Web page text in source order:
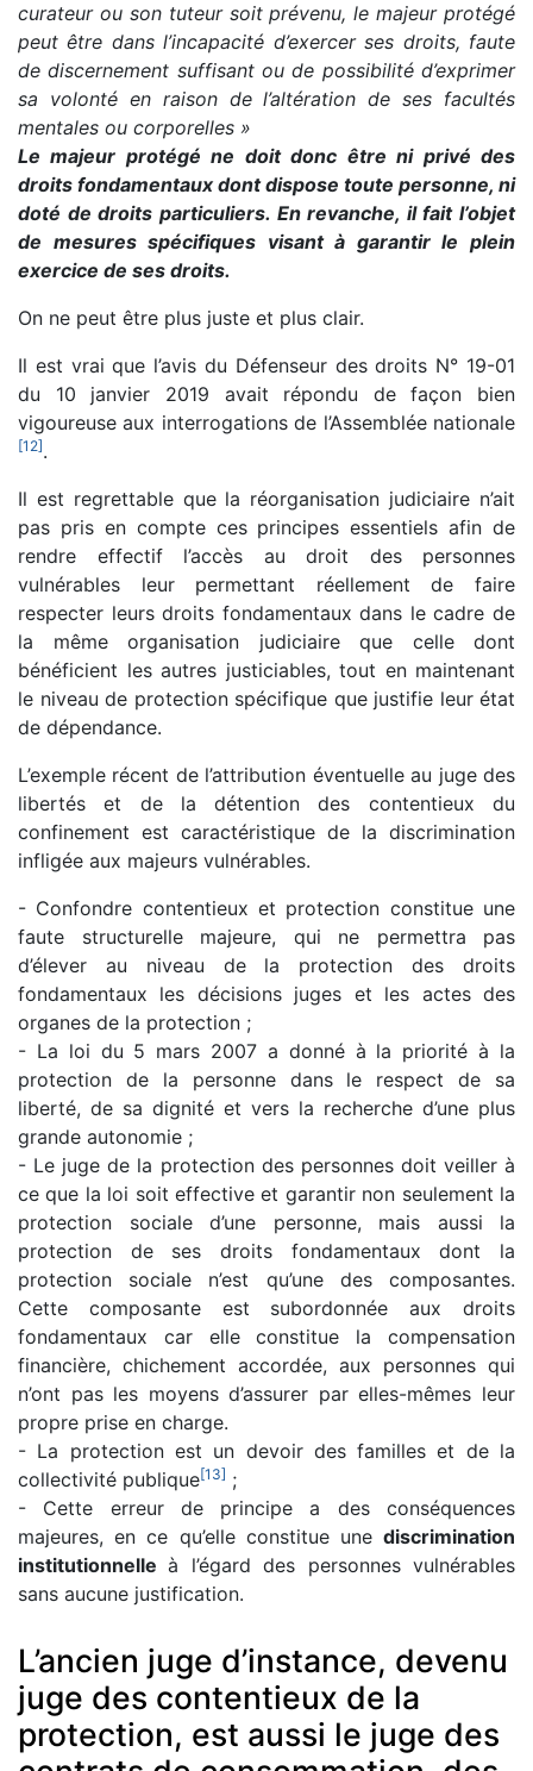
curateur ou son tuteur soit prévenu, le majeur protégé
peut être dans l’incapacité d’exercer ses droits, faute
de discernement suffisant ou de possibilité d’exprimer
sa volonté en raison de l’altération de ses facultés
mentales ou corporelles »
Le majeur protégé ne doit donc être ni privé des
droits fondamentaux dont dispose toute personne, ni
doté de droits particuliers. En revanche, il fait l’objet
de mesures spécifiques visant à garantir le plein
exercice de ses droits.
On ne peut être plus juste et plus clair.
Il est vrai que l’avis du Défenseur des droits N° 19-01
du 10 janvier 2019 avait répondu de façon bien
vigoureuse aux interrogations de l’Assemblée nationale
[12].
Il est regrettable que la réorganisation judiciaire n’ait
pas pris en compte ces principes essentiels afin de
rendre effectif l’accès au droit des personnes
vulnérables leur permettant réellement de faire
respecter leurs droits fondamentaux dans le cadre de
la même organisation judiciaire que celle dont
bénéficient les autres justiciables, tout en maintenant
le niveau de protection spécifique que justifie leur état
de dépendance.
L’exemple récent de l’attribution éventuelle au juge des
libertés et de la détention des contentieux du
confinement est caractéristique de la discrimination
infligée aux majeurs vulnérables.
- Confondre contentieux et protection constitue une
faute structurelle majeure, qui ne permettra pas
d’élever au niveau de la protection des droits
fondamentaux les décisions juges et les actes des
organes de la protection ;
- La loi du 5 mars 2007 a donné à la priorité à la
protection de la personne dans le respect de sa
liberté, de sa dignité et vers la recherche d’une plus
grande autonomie ;
- Le juge de la protection des personnes doit veiller à
ce que la loi soit effective et garantir non seulement la
protection sociale d’une personne, mais aussi la
protection de ses droits fondamentaux dont la
protection sociale n’est qu’une des composantes.
Cette composante est subordonnée aux droits
fondamentaux car elle constitue la compensation
financière, chichement accordée, aux personnes qui
n’ont pas les moyens d’assurer par elles-mêmes leur
propre prise en charge.
- La protection est un devoir des familles et de la
collectivité publique[13] ;
- Cette erreur de principe a des conséquences
majeures, en ce qu’elle constitue une discrimination
institutionnelleà l’égard des personnes vulnérables
sans aucune justification.
L’ancien juge d’instance, devenu
juge des contentieux de la
protection, est aussi le juge des